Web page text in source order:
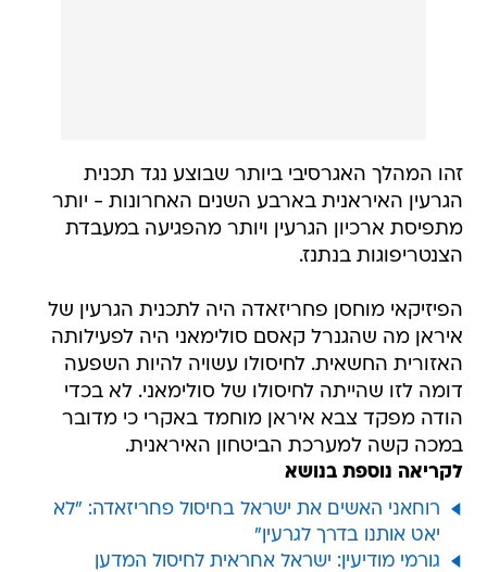
זהו המהלך האגרסיבי ביותר שבוצע נגד תכנית
הגרעין האיראנית בארבע השנים האחרונות - יותר
מתפיסת ארכיון הגרעין ויותר מהפגיעה במעבדת
הצנטריפוגות בנתנז.
הפיזיקאי מוחסן פחריזאדה היה לתכנית הגרעין של
איראן מה שהגנרל קאסם סולימאני היה לפעילותה
האזורית החשאית. לחיסולו עשויה להיות השפעה
דומה לזו שהייתה לחיסולו של סולימאני. לא בכדי
הודה מפקד צבא איראן מוחמד באקרי כי מדובר
במכה קשה למערכת הביטחון האיראנית.
לקריאה נוספת בנושא
רוחאני האשים את ישראל בחיסול פחריזאדה: "לא
יאט אותנו בדרך לגרעין"
גורמי מודיעין: ישראל אחראית לחיסול המדען